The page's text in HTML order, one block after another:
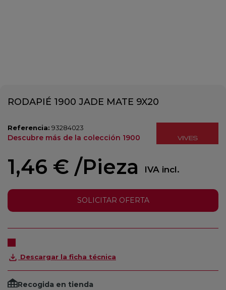
RODAPIÉ 1900 JADE MATE 9X20
Referencia: 93284023
Descubre más de la colección 1900
1,46 € /Pieza IVA incl.
SOLICITAR OFERTA
Descargar la ficha técnica
Recogida en tienda